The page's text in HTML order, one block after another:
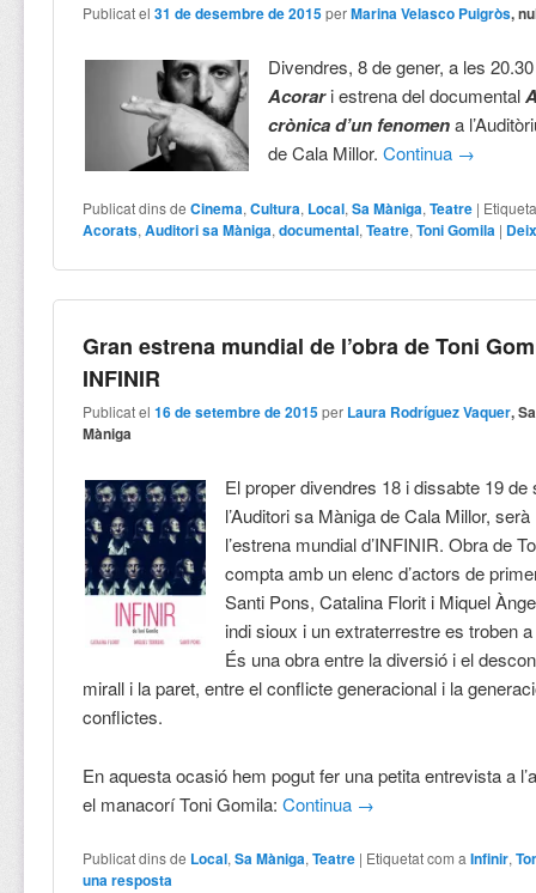
Publicat el31 de desembre de 2015 perMarina Velasco Puigròs,
Divendres, 8 de gener, a les
Acorari estrena del documental
crònica d’un fenomena
de Cala Millor.Continua →
Publicat dins de Cinema,Cultura, Local,Sa Màniga,Teatre |
Acorats,Auditori sa Màniga,documental,Teatre,Toni Gomila |
Gran estrena mundial de l’obra de Toni
INFINIR
Publicat el16 de setembre de 2015 per Laura Rodríguez Vaquer, Sa
Màniga
El proper divendres 18 i dissabte 19 de
l’Auditori sa Màniga de Cala Millor, serà
l’estrena mundial d’INFINIR. Obra de
compta amb un elenc d’actors de
Santi Pons, Catalina Florit i Miquel
indi sioux i un extraterrestre es troben a
És una obra entre la diversió i el
mirall i la paret, entre el conflicte generacional i la
conflictes.
En aquesta ocasió hem pogut fer una petita entrevista a
el manacorí Toni Gomila:Continua →
Publicat dins de Local,Sa Màniga,Teatre | Etiquetat com a Infinir,
una resposta